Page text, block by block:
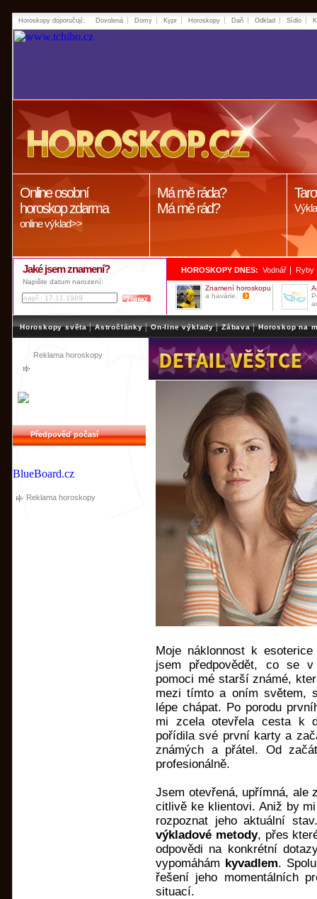
Horoskopy doporučují: Dovolená Domy Kypr Horoskopy Daň Odklad Sídlo
Online osobní
horoskop zdarma
online výklad>>
Má mě ráda?
Má mě rád?
Jaké jsem znamení?
Napište datum narození:
HOROSKOPY DNES: Vodnář Ryby
Znamení horoskopu
a havárie.
Horoskopy světa | Astročlánky | On-line výklady | Zábava | Horoskop na
Reklama horoskopy
Předpověď počasí
BlueBoard.cz
Reklama horoskopy
Moje náklonnost k
jsem předpovědět, co se
pomoci mé starší známé,
mezi tímto a oním světem,
lépe chápat. Po porodu
mi zcela otevřela cesta k
pořídila své první karty a
známých a přátel. Od
profesionálně.
Jsem otevřená, upřímná, ale
citlivě ke klientovi. Aniž by
rozpoznat jeho aktuální
výkladové metody, přes
odpovědi na konkrétní
vypomáhám kyvadlem.
řešení jeho momentálních
situací.